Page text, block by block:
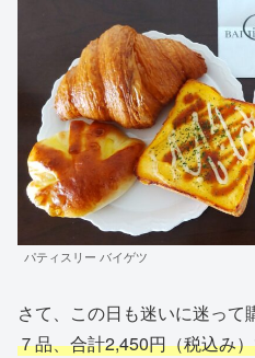
パティスリー バイゲツ
さて、この日も迷いに迷って
７品、合計2,450円（税込み